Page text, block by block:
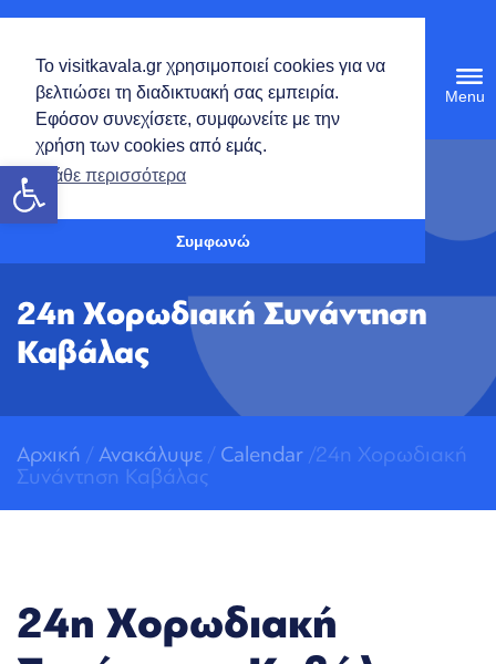
Το visitkavala.gr χρησιμοποιεί cookies για να
βελτιώσει τη διαδικτυακή σας εμπειρία.
Εφόσον συνεχίσετε, συμφωνείτε με την
χρήση των cookies από εμάς.
Μάθε περισσότερα
Συμφωνώ
Ανοίξτε τη γραμμή εργαλείων
24η Χορωδιακή Συνάντηση
Καβάλας
Αρχική / Ανακάλυψε / Calendar /24η Χορωδιακή
Συνάντηση Καβάλας
24η Χορωδιακή